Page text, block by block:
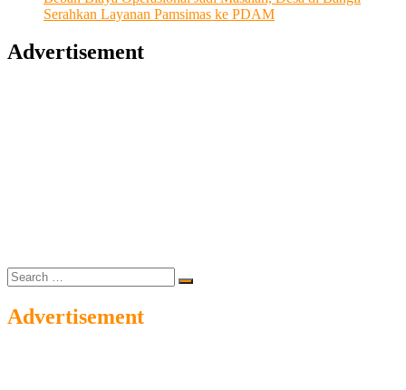
Serahkan Layanan Pamsimas ke PDAM
Advertisement
Search
…
Advertisement